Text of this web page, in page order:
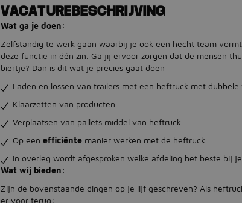
VACATUREBESCHRIJVING
Wat ga je doen:
Zelfstandig te werk gaan waarbij je ook een hecht team
deze functie in één zin. Ga jij ervoor zorgen dat de mensen
biertje? Dan is dit wat je precies gaat doen:
Laden en lossen van trailers met een heftruck met dubbele
Klaarzetten van producten.
Verplaatsen van pallets middel van heftruck.
Op een efficiënte manier werken met de heftruck.
In overleg wordt afgesproken welke afdeling het beste bij je
Wat wij bieden:
Zijn de bovenstaande dingen op je lijf geschreven? Als
er voor terug: